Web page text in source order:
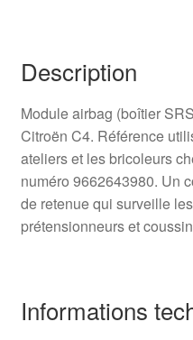
Description
Module airbag (boîtier
Citroën C4. Référence
ateliers et les bricoleurs
numéro 9662643980. Un
de retenue qui surveille
prétensionneurs et
Informations